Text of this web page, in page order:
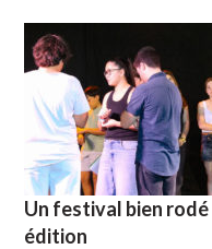
Un festival bien rodé
édition